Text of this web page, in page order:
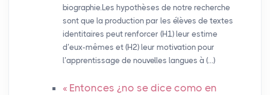
biographie.Les hypothèses de notre recherche
sont que la production par les élèves de textes
identitaires peut renforcer (H1) leur estime
d’eux-mêmes et (H2) leur motivation pour
l’apprentissage de nouvelles langues à (…)
« Entonces ¿no se dice como en